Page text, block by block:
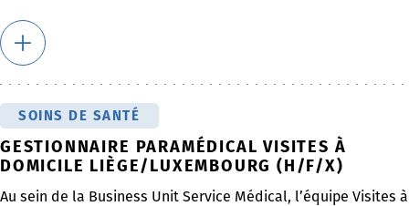
SOINS DE SANTÉ
GESTIONNAIRE PARAMÉDICAL VISITES À
DOMICILE LIÈGE/LUXEMBOURG (H/F/X)
Au sein de la Business Unit Service Médical, l’équipe Visites à